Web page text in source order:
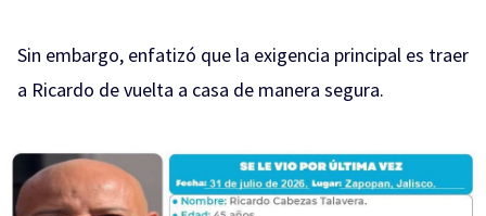
Sin embargo, enfatizó que la exigencia principal es traer
a Ricardo de vuelta a casa de manera segura.